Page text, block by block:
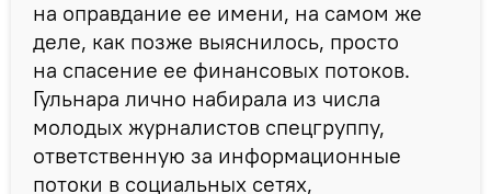
на оправдание ее имени, на самом же
деле, как позже выяснилось, просто
на спасение ее финансовых потоков.
Гульнара лично набирала из числа
молодых журналистов спецгруппу,
ответственную за информационные
потоки в социальных сетях,